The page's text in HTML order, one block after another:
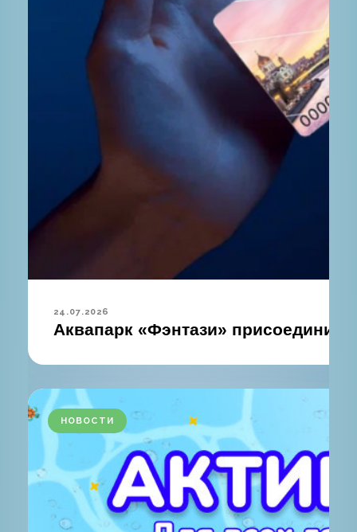
24.07.2026
Аквапарк «Фэнтази»
НОВОСТИ